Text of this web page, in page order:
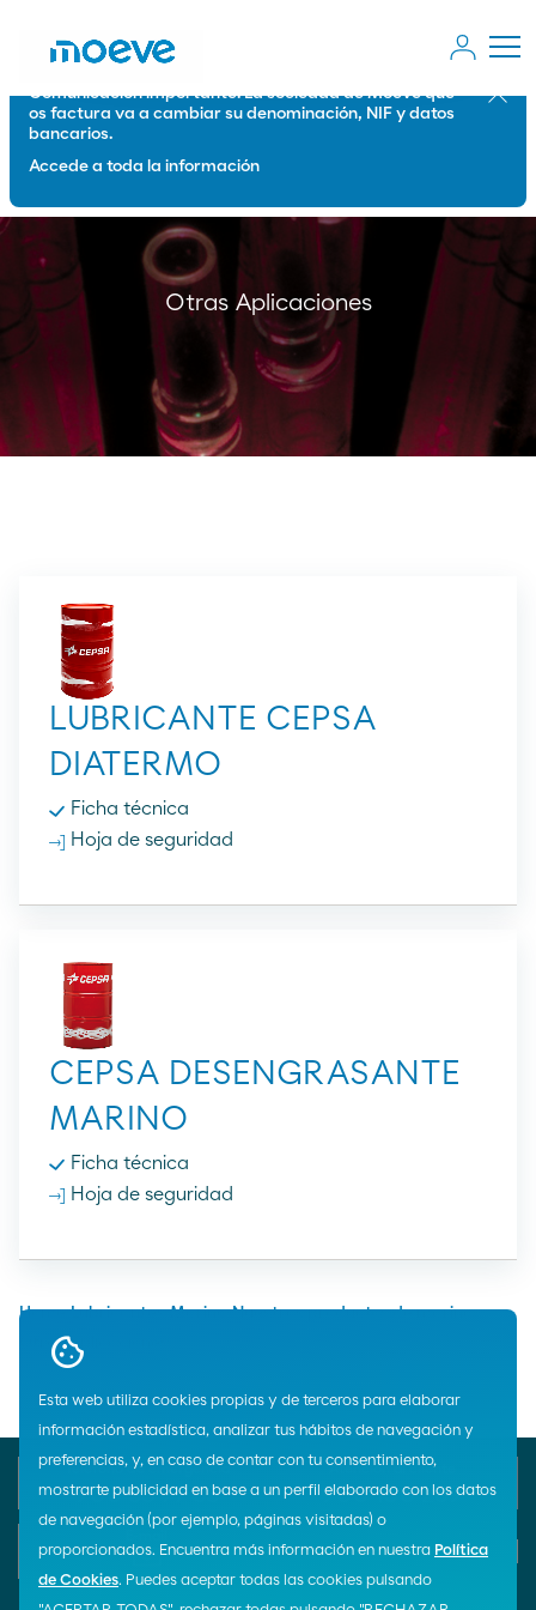
Esta web utiliza cookies propias y de terceros para elaborar
información estadística, analizar tus hábitos de navegación y
preferencias, y, en caso de contar con tu consentimiento,
mostrarte publicidad en base a un perfil elaborado con los datos
de navegación (por ejemplo, páginas visitadas) o
proporcionados. Encuentra más información en nuestra Política
de Cookies. Puedes aceptar todas las cookies pulsando
Comunicación importante: La sociedad de Moeve que
os factura va a cambiar su denominación, NIF y datos
bancarios.
Accede a toda la información
Cerrar
Otras Aplicaciones
LUBRICANTE CEPSA
DIATERMO
Ficha técnica
Hoja de seguridad
CEPSA DESENGRASANTE
MARINO
Ficha técnica
Hoja de seguridad
Home Lubricantes Marina Nuestros productos de marina
Otras aplicaciones
Teléfono de emergencia
900 33 77 33
Iniciar chat
Atención al cliente
900 100 269